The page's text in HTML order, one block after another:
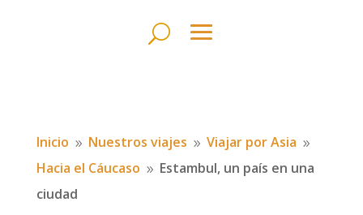
Inicio 9 Nuestros viajes 9 Viajar por Asia 9
Hacia el Cáucaso 9 Estambul, un país en una
ciudad